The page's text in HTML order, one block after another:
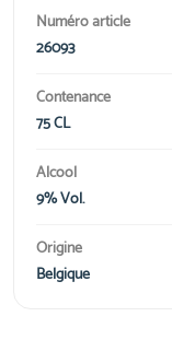
Numéro article
26093
Contenance
75 CL
Alcool
9% Vol.
Origine
Belgique